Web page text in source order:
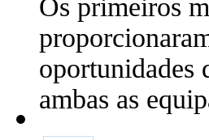
Os primeiros
oportunidades
ambas as